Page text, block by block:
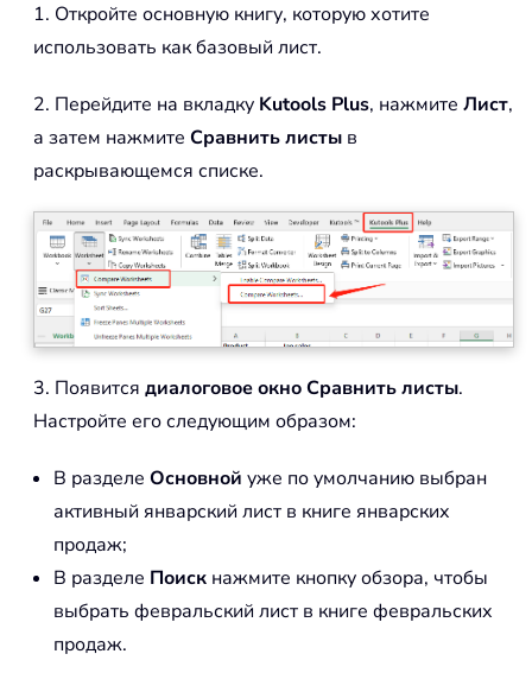
1. Откройте основную книгу, которую хотите
использовать как базовый лист.
2. Перейдите на вкладку Kutools Plus, нажмите Лист,
а затем нажмите Сравнить листы в
раскрывающемся списке.
3. Появится диалоговое окно Сравнить листы.
Настройте его следующим образом:
В разделе Основной уже по умолчанию выбран
активный январский лист в книге январских
продаж;
В разделе Поиск нажмите кнопку обзора, чтобы
выбрать февральский лист в книге февральских
продаж.